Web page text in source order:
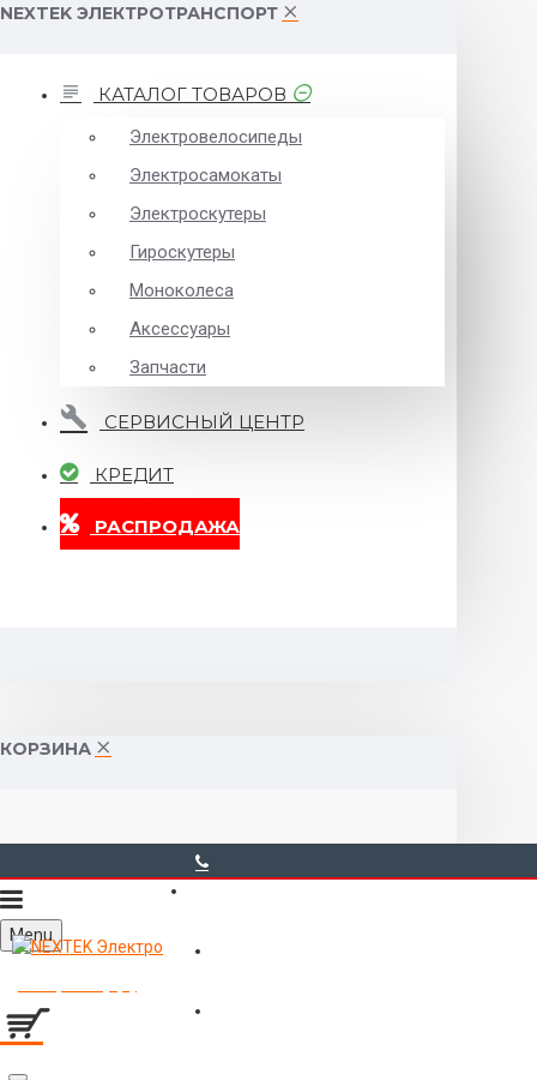
NEXTEK ЭЛЕКТРОТРАНСПОРТ
КАТАЛОГ ТОВАРОВ
Электровелосипеды
Электросамокаты
Электроскутеры
Гироскутеры
Моноколеса
Аксессуары
Запчасти
СЕРВИСНЫЙ ЦЕНТР
КРЕДИТ
РАСПРОДАЖА
КОРЗИНА
Menu